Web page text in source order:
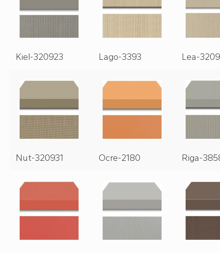
Kiel-320923 Lago-3393 Lea-
Nut-320931 Ocre-2180 Riga-